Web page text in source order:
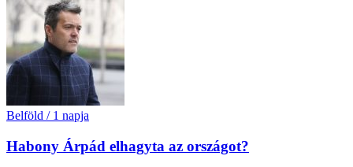
Belföld / 1 napja
Habony Árpád elhagyta az országot?